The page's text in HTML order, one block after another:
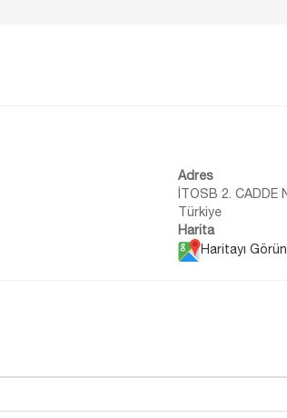
Adres
İTOSB 2. CADDE
Türkiye
Harita
Haritayı